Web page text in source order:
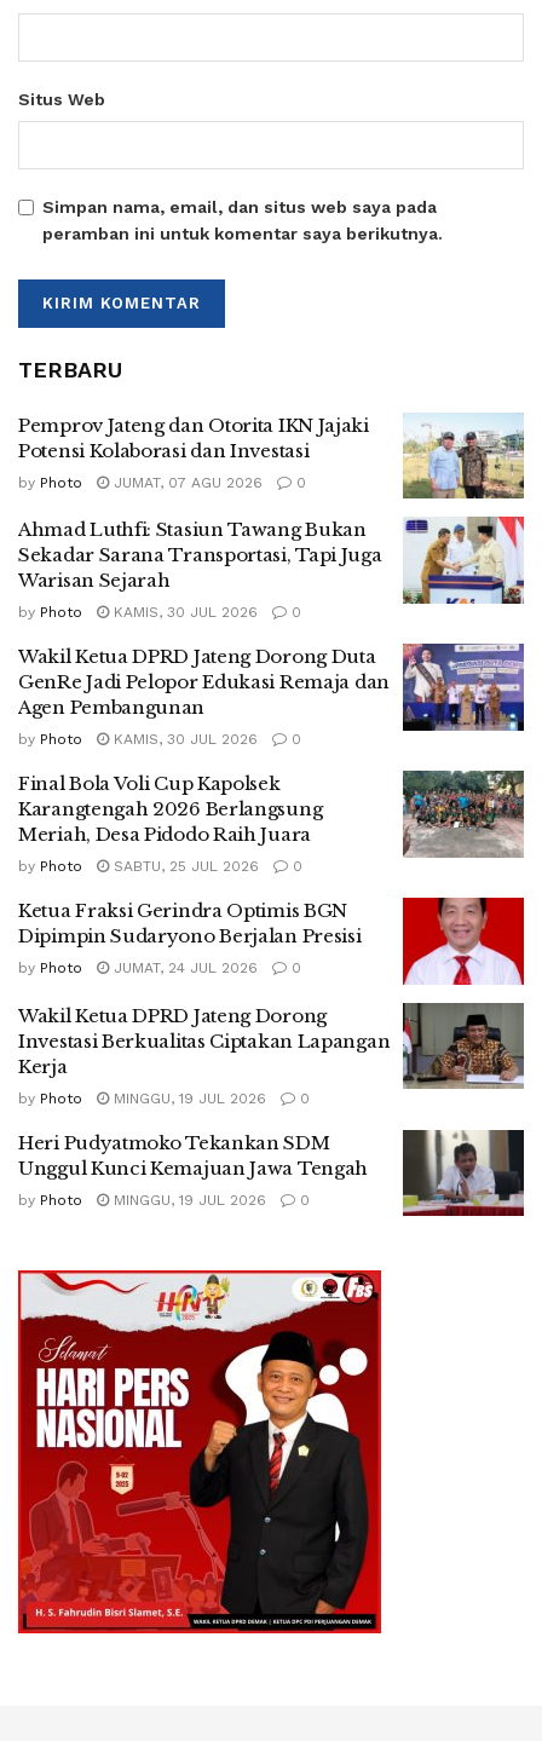
Situs Web
Simpan nama, email, dan situs web saya pada
peramban ini untuk komentar saya berikutnya.
TERBARU
Pemprov Jateng dan Otorita IKN Jajaki
Potensi Kolaborasi dan Investasi
by Photo JUMAT, 07 AGU 2026 0
Ahmad Luthfi: Stasiun Tawang Bukan
Sekadar Sarana Transportasi, Tapi Juga
Warisan Sejarah
by Photo KAMIS, 30 JUL 2026 0
Wakil Ketua DPRD Jateng Dorong Duta
GenRe Jadi Pelopor Edukasi Remaja dan
Agen Pembangunan
by Photo KAMIS, 30 JUL 2026 0
Final Bola Voli Cup Kapolsek
Karangtengah 2026 Berlangsung
Meriah, Desa Pidodo Raih Juara
by Photo SABTU, 25 JUL 2026 0
Ketua Fraksi Gerindra Optimis BGN
Dipimpin Sudaryono Berjalan Presisi
by Photo JUMAT, 24 JUL 2026 0
Wakil Ketua DPRD Jateng Dorong
Investasi Berkualitas Ciptakan Lapangan
Kerja
by Photo MINGGU, 19 JUL 2026 0
Heri Pudyatmoko Tekankan SDM
Unggul Kunci Kemajuan Jawa Tengah
by Photo MINGGU, 19 JUL 2026 0